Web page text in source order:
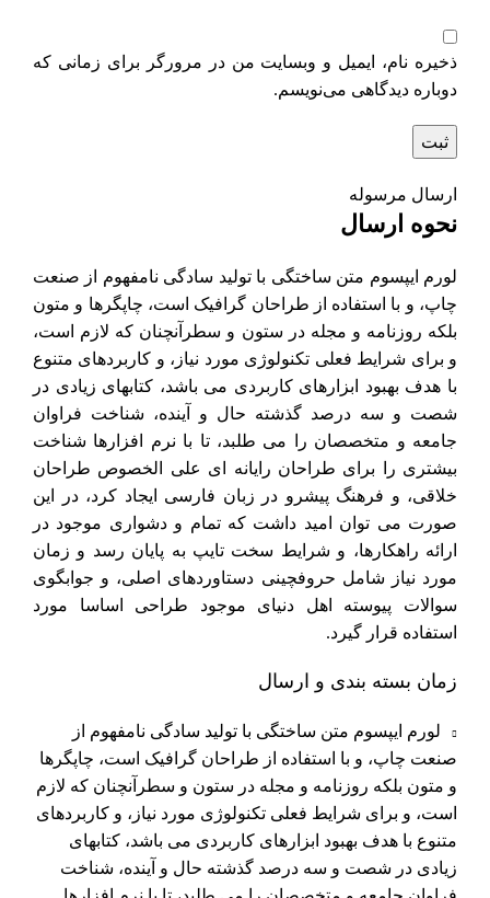
ذخیره نام، ایمیل و وبسایت من در مرورگر برای زمانی که
دوباره دیدگاهی می‌نویسم.
ارسال مرسوله
نحوه ارسال
لورم ایپسوم متن ساختگی با تولید سادگی نامفهوم از صنعت
چاپ، و با استفاده از طراحان گرافیک است، چاپگرها و متون
بلکه روزنامه و مجله در ستون و سطرآنچنان که لازم است،
و برای شرایط فعلی تکنولوژی مورد نیاز، و کاربردهای متنوع
با هدف بهبود ابزارهای کاربردی می باشد، کتابهای زیادی در
شصت و سه درصد گذشته حال و آینده، شناخت فراوان
جامعه و متخصصان را می طلبد، تا با نرم افزارها شناخت
بیشتری را برای طراحان رایانه ای علی الخصوص طراحان
خلاقی، و فرهنگ پیشرو در زبان فارسی ایجاد کرد، در این
صورت می توان امید داشت که تمام و دشواری موجود در
ارائه راهکارها، و شرایط سخت تایپ به پایان رسد و زمان
مورد نیاز شامل حروفچینی دستاوردهای اصلی، و جوابگوی
سوالات پیوسته اهل دنیای موجود طراحی اساسا مورد
استفاده قرار گیرد.
زمان بسته بندی و ارسال
لورم ایپسوم متن ساختگی با تولید سادگی نامفهوم از
صنعت چاپ، و با استفاده از طراحان گرافیک است، چاپگرها
و متون بلکه روزنامه و مجله در ستون و سطرآنچنان که لازم
است، و برای شرایط فعلی تکنولوژی مورد نیاز، و کاربردهای
متنوع با هدف بهبود ابزارهای کاربردی می باشد، کتابهای
زیادی در شصت و سه درصد گذشته حال و آینده، شناخت